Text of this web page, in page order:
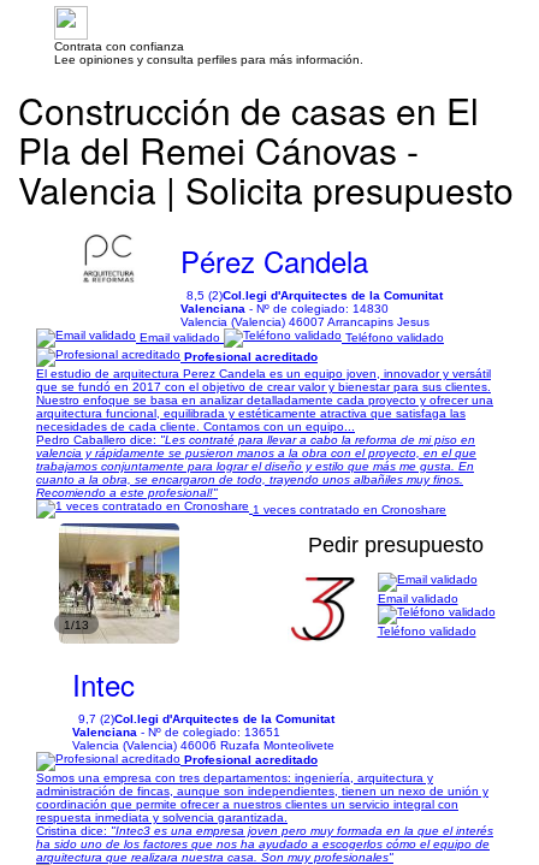
Contrata con confianza
Lee opiniones y consulta perfiles para más información.
Construcción de casas en El
Pla del Remei Cánovas -
Valencia | Solicita presupuesto
Pérez Candela
8,5 (2)Col.legi d'Arquitectes de la Comunitat
Valenciana - Nº de colegiado: 14830
Valencia (Valencia) 46007 Arrancapins Jesus
Email validado
Teléfono validado
Profesional acreditado
El estudio de arquitectura Perez Candela es un equipo joven, innovador y versátil
que se fundó en 2017 con el objetivo de crear valor y bienestar para sus clientes.
Nuestro enfoque se basa en analizar detalladamente cada proyecto y ofrecer una
arquitectura funcional, equilibrada y estéticamente atractiva que satisfaga las
necesidades de cada cliente. Contamos con un equipo...
Pedro Caballero dice: "Les contraté para llevar a cabo la reforma de mi piso en
valencia y rápidamente se pusieron manos a la obra con el proyecto, en el que
trabajamos conjuntamente para lograr el diseño y estilo que más me gusta. En
cuanto a la obra, se encargaron de todo, trayendo unos albañiles muy finos.
Recomiendo a este profesional!"
1 veces contratado en Cronoshare
1/13
Pedir presupuesto
Intec
9,7 (2)Col.legi d'Arquitectes de la Comunitat
Valenciana - Nº de colegiado: 13651
Valencia (Valencia) 46006 Ruzafa Monteolivete
Email validado
Teléfono validado
Profesional acreditado
Somos una empresa con tres departamentos: ingeniería, arquitectura y
administración de fincas, aunque son independientes, tienen un nexo de unión y
coordinación que permite ofrecer a nuestros clientes un servicio integral con
respuesta inmediata y solvencia garantizada.
Cristina dice: "Intec3 es una empresa joven pero muy formada en la que el interés
ha sido uno de los factores que nos ha ayudado a escogerlos cómo el equipo de
arquitectura que realizara nuestra casa. Son muy profesionales"